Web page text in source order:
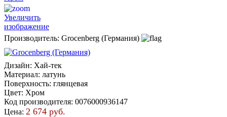
Увеличить
изображение
Производитель: Grocenberg (Германия)
Дизайн: Хай-тек
Материал: латунь
Поверхность: глянцевая
Цвет: Хром
Код производителя: 0076000936147
Цена: 2 674 руб.